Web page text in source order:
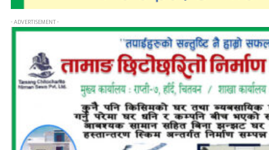
- ADVERTISEMENT -